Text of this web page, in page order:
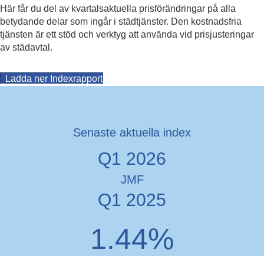
Här får du del av kvartalsaktuella prisförändringar på alla
betydande delar som ingår i städtjänster. Den kostnadsfria
tjänsten är ett stöd och verktyg att använda vid prisjusteringar
av städavtal.
Ladda ner Indexrapport(opens in new tab)
Senaste aktuella index
Q1 2026
JMF
Q1 2025
1.44%